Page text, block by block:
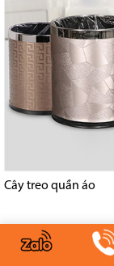
Cây treo quần áo